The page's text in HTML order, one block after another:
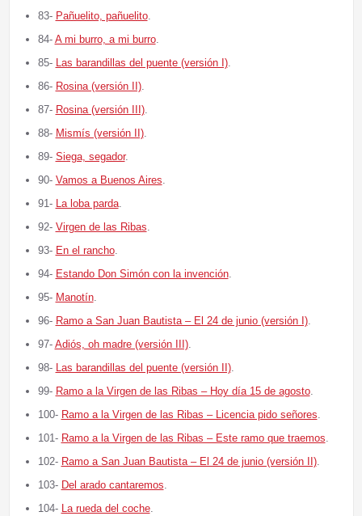
83- Pañuelito, pañuelito.
84- A mi burro, a mi burro.
85- Las barandillas del puente (versión I).
86- Rosina (versión II).
87- Rosina (versión III).
88- Mismís (versión II).
89- Siega, segador.
90- Vamos a Buenos Aires.
91- La loba parda.
92- Virgen de las Ribas.
93- En el rancho.
94- Estando Don Simón con la invención.
95- Manotín.
96- Ramo a San Juan Bautista – El 24 de junio (versión I).
97- Adiós, oh madre (versión III).
98- Las barandillas del puente (versión II).
99- Ramo a la Virgen de las Ribas – Hoy día 15 de agosto.
100- Ramo a la Virgen de las Ribas – Licencia pido señores.
101- Ramo a la Virgen de las Ribas – Este ramo que traemos.
102- Ramo a San Juan Bautista – El 24 de junio (versión II).
103- Del arado cantaremos.
104- La rueda del coche.